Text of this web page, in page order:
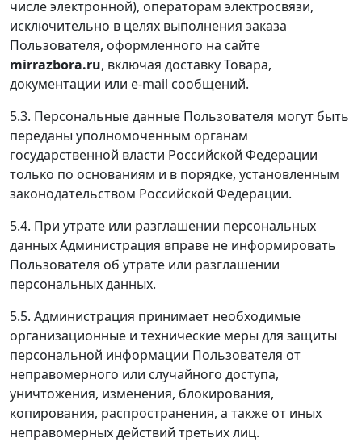
числе электронной), операторам электросвязи,
исключительно в целях выполнения заказа
Пользователя, оформленного на сайте
mirrazbora.ru, включая доставку Товара,
документации или e-mail сообщений.
5.3. Персональные данные Пользователя могут быть
переданы уполномоченным органам
государственной власти Российской Федерации
только по основаниям и в порядке, установленным
законодательством Российской Федерации.
5.4. При утрате или разглашении персональных
данных Администрация вправе не информировать
Пользователя об утрате или разглашении
персональных данных.
5.5. Администрация принимает необходимые
организационные и технические меры для защиты
персональной информации Пользователя от
неправомерного или случайного доступа,
уничтожения, изменения, блокирования,
копирования, распространения, а также от иных
неправомерных действий третьих лиц.